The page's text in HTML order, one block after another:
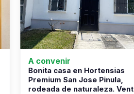
A convenir
Bonita casa en Hortensias
Premium San Jose Pinula,
rodeada de naturaleza. Vent